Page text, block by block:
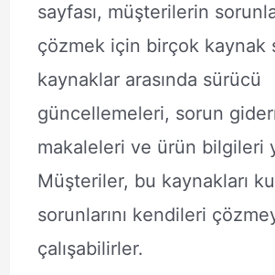
sayfası, müşterilerin
çözmek için birçok kaynak
kaynaklar arasında sürücü
güncellemeleri, sorun
makaleleri ve ürün bilgileri
Müşteriler, bu kaynakları
sorunlarını kendileri
çalışabilirler.